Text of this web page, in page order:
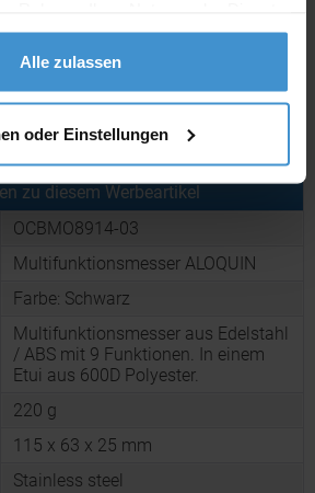
Alle zulassen
oder Einstellungen
ca. 3 - 5 Werktage
bestellen
zu diesem Werbeartikel
OCBMO8914-03
Multifunktionsmesser ALOQUIN
Farbe: Schwarz
Multifunktionsmesser aus Edelstahl
/ ABS mit 9 Funktionen. In einem
Etui aus 600D Polyester.
220 g
115 x 63 x 25 mm
Stainless steel